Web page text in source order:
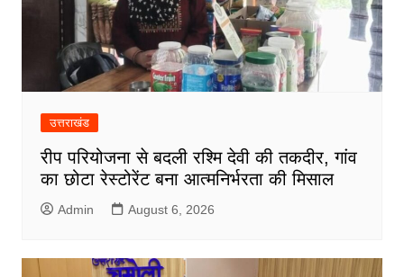
उत्तराखंड
रीप परियोजना से बदली रश्मि देवी की तकदीर, गांव
का छोटा रेस्टोरेंट बना आत्मनिर्भरता की मिसाल
Admin August 6, 2026